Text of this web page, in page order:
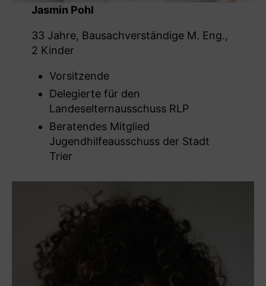
Jasmin Pohl
33 Jahre, Bausachverständige M. Eng.,
2 Kinder
Vorsitzende
Delegierte für den
Landeselternausschuss RLP
Beratendes Mitglied
Jugendhilfeausschuss der Stadt
Trier